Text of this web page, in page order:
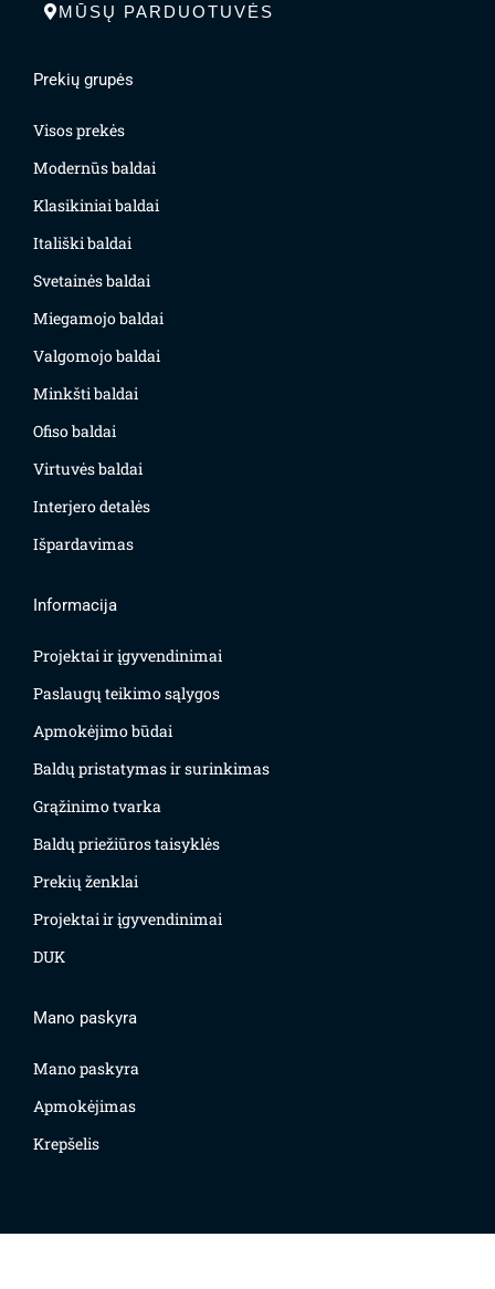
MŪSŲ PARDUOTUVĖS
Prekių grupės
Visos prekės
Modernūs baldai
Klasikiniai baldai
Itališki baldai
Svetainės baldai
Miegamojo baldai
Valgomojo baldai
Minkšti baldai
Ofiso baldai
Virtuvės baldai
Interjero detalės
Išpardavimas
Informacija
Projektai ir įgyvendinimai
Paslaugų teikimo sąlygos
Apmokėjimo būdai
Baldų pristatymas ir surinkimas
Grąžinimo tvarka
Baldų priežiūros taisyklės
Prekių ženklai
Projektai ir įgyvendinimai
DUK
Mano paskyra
Mano paskyra
Apmokėjimas
Krepšelis